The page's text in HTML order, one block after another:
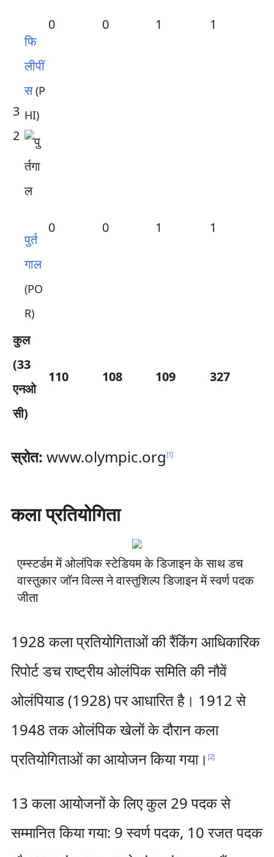
3
2
फि
लीपीं
स (P
HI)
0 0 1 1
पुर्त
गाल
(PO
R)
0 0 1 1
कुल
(33
एनओ
सी)
110 108 109 327
स्रोत: www.olympic.org[1]
कला प्रतियोगिता
एम्स्टर्डम में ओलंपिक स्टेडियम के डिजाइन के साथ डच
वास्तुकार जॉन विल्स ने वास्तुशिल्प डिजाइन में स्वर्ण पदक
जीता
1928 कला प्रतियोगिताओं की रैंकिंग आधिकारिक
रिपोर्ट डच राष्ट्रीय ओलंपिक समिति की नौवें
ओलंपियाड (1928) पर आधारित है। 1912 से
1948 तक ओलंपिक खेलों के दौरान कला
प्रतियोगिताओं का आयोजन किया गया। [2]
13 कला आयोजनों के लिए कुल 29 पदक से
सम्मानित किया गया: 9 स्वर्ण पदक, 10 रजत पदक